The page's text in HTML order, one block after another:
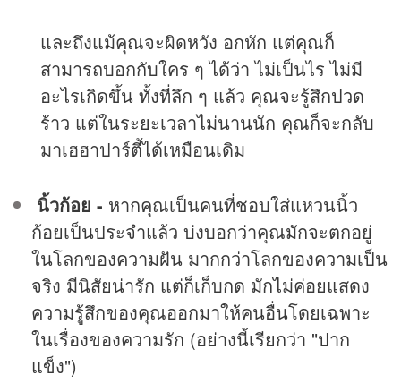
และถึงแม้คุณจะผิดหวัง อกหัก แต่คุณก็
สามารถบอกกับใคร ๆ ได้ว่า ไม่เป็นไร ไม่มี
อะไรเกิดขึ้น ทั้งที่ลึก ๆ แล้ว คุณจะรู้สึกปวด
ร้าว แต่ในระยะเวลาไม่นานนัก คุณก็จะกลับ
มาเฮฮาปาร์ตี้ได้เหมือนเดิม
นิ้วก้อย - หากคุณเป็นคนที่ชอบใส่แหวนนิ้ว
ก้อยเป็นประจำแล้ว บ่งบอกว่าคุณมักจะตกอยู่
ในโลกของความฝัน มากกว่าโลกของความเป็น
จริง มีนิสัยน่ารัก แต่ก็เก็บกด มักไม่ค่อยแสดง
ความรู้สึกของคุณออกมาให้คนอื่นโดยเฉพาะ
ในเรื่องของความรัก (อย่างนี้เรียกว่า "ปาก
แข็ง")